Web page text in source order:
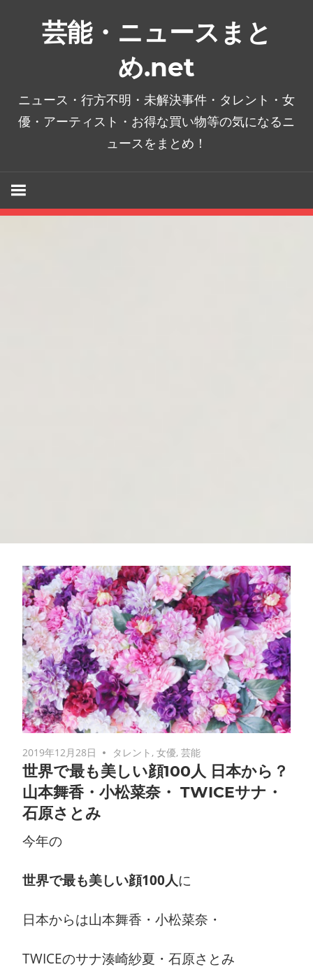
芸能・ニュースまと
め.net
ニュース・行方不明・未解決事件・タレント・女
優・アーティスト・お得な買い物等の気になるニ
ュースをまとめ！
2019年12月28日 タレント ,女優,芸能
世界で最も美しい顔100人 日本から？
山本舞香・小松菜奈・ TWICEサナ・
石原さとみ
今年の
世界で最も美しい顔100人に
日本からは山本舞香・小松菜奈・
TWICEのサナ湊崎紗夏・石原さとみ